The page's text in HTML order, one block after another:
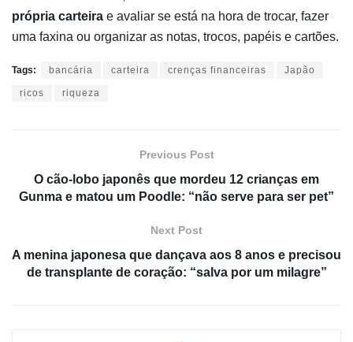
própria carteira e avaliar se está na hora de trocar, fazer
uma faxina ou organizar as notas, trocos, papéis e cartões.
Tags: bancária carteira crenças financeiras Japão
ricos riqueza
Previous Post
O cão-lobo japonês que mordeu 12 crianças em
Gunma e matou um Poodle: “não serve para ser pet”
Next Post
A menina japonesa que dançava aos 8 anos e precisou
de transplante de coração: “salva por um milagre”